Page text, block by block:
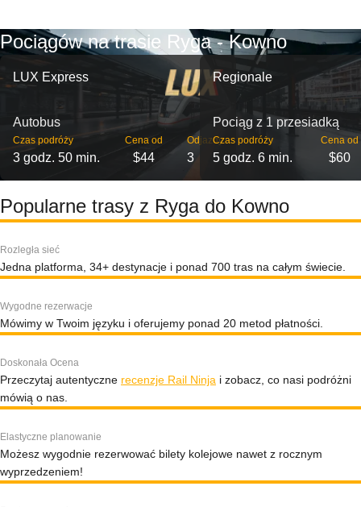
Pociągów na trasie Ryga - Kowno
LUX Express
Autobus
Czas podróży
3 godz. 50 min.
Cena od
$44
Odjazdy
3
Regionale
Pociąg z 1 przesiadką
Czas podróży
5 godz. 6 min.
Cena od
$60
Popularne trasy z Ryga do Kowno
Rozległa sieć
Jedna platforma, 34+ destynacje i ponad 700 tras na całym świecie.
Wygodne rezerwacje
Mówimy w Twoim języku i oferujemy ponad 20 metod płatności.
Doskonała Ocena
Przeczytaj autentyczne recenzje Rail Ninja i zobacz, co nasi podróżni
mówią o nas.
Elastyczne planowanie
Możesz wygodnie rezerwować bilety kolejowe nawet z rocznym
wyprzedzeniem!